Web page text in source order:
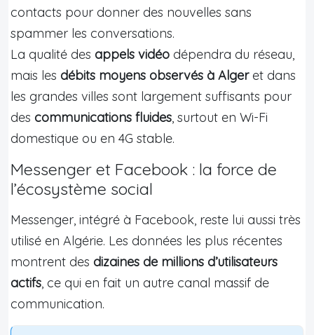
contacts pour donner des nouvelles sans
spammer les conversations.
La qualité des appels vidéo dépendra du réseau,
mais les débits moyens observés à Algeret dans
les grandes villes sont largement suffisants pour
des communications fluides, surtout en Wi-Fi
domestique ou en 4G stable.
Messenger et Facebook : la force de
l’écosystème social
Messenger, intégré à Facebook, reste lui aussi très
utilisé en Algérie. Les données les plus récentes
montrent des dizaines de millions d’utilisateurs
actifs, ce qui en fait un autre canal massif de
communication.